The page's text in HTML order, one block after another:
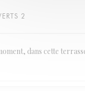
2
dans cette